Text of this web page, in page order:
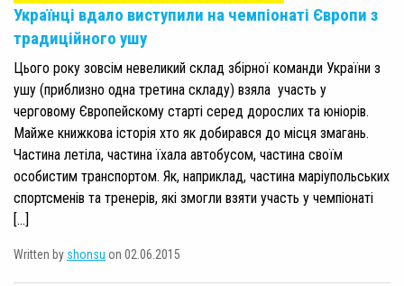
Українці вдало виступили на чемпіонаті Європи з
традиційного ушу
Цього року зовсім невеликий склад збірної команди України з
ушу (приблизно одна третина складу) взяла участь у
черговому Європейскому старті серед дорослих та юніорів.
Майже книжкова історія хто як добирався до місця змагань.
Частина летіла, частина їхала автобусом, частина своїм
особистим транспортом. Як, наприклад, частина маріупольських
спортсменів та тренерів, які змогли взяти участь у чемпіонаті
[…]
Written by shonsu on 02.06.2015